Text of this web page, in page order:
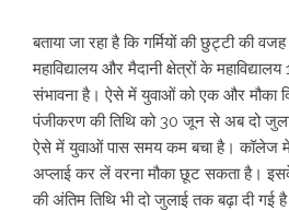
बताया जा रहा है कि गर्मियों की छुट्टी की वजह
महाविद्यालय और मैदानी क्षेत्रों के
संभावना है। ऐसे में युवाओं को एक और मौका
पंजीकरण की तिथि को 30 जून से अब दो
ऐसे में युवाओं पास समय कम बचा है। कॉलेज
अप्लाई कर लें वरना मौका छूट सकता है।
की अंतिम तिथि भी दो जुलाई तक बढ़ा दी गई